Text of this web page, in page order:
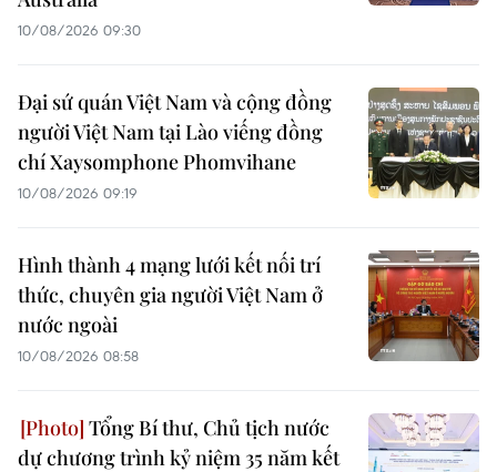
10/08/2026 09:30
Đại sứ quán Việt Nam và cộng đồng
người Việt Nam tại Lào viếng đồng
chí Xaysomphone Phomvihane
10/08/2026 09:19
Hình thành 4 mạng lưới kết nối trí
thức, chuyên gia người Việt Nam ở
nước ngoài
10/08/2026 08:58
Tổng Bí thư, Chủ tịch nước
dự chương trình kỷ niệm 35 năm kết